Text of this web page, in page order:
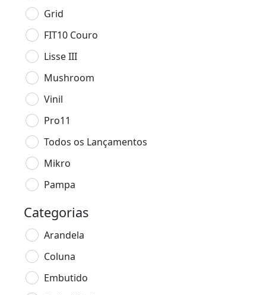
Grid
FIT10 Couro
Lisse III
Mushroom
Vinil
Pro11
Todos os Lançamentos
Mikro
Pampa
Categorias
Arandela
Coluna
Embutido